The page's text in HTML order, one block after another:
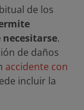
de los
.
de daños
accidente con
incluir la